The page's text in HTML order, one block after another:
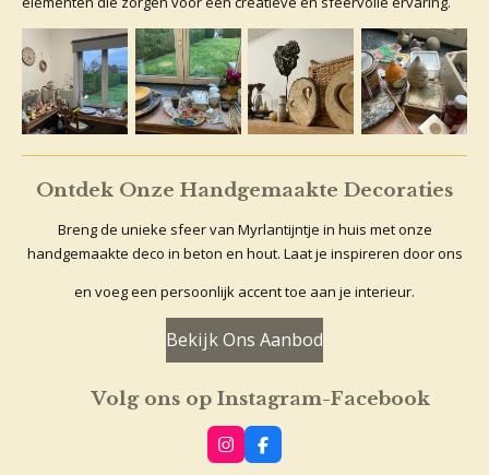
Ontdek Onze Handgemaakte Decoraties
Breng de unieke sfeer van Myrlantijntje in huis met onze
handgemaakte deco in beton en hout. Laat je inspireren door ons
en voeg een persoonlijk accent toe aan je interieur.
Bekijk Ons Aanbod
Volg ons op Instagram-Facebook
I
n
F
a